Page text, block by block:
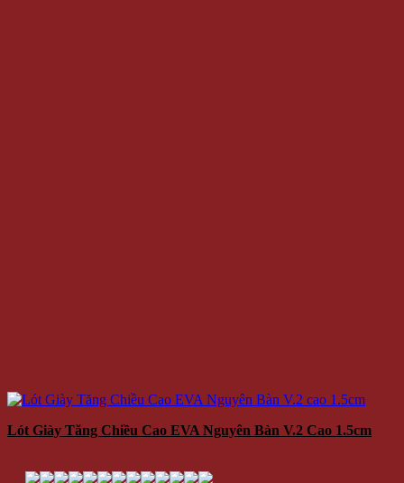
Lót Giày Tăng Chiều Cao EVA Nguyên Bàn V.2 Cao 1.5cm